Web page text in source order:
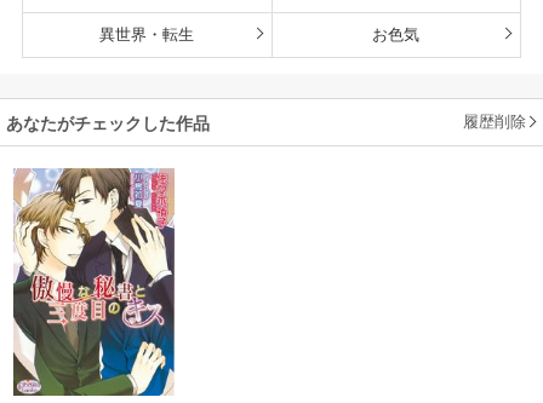
異世界・転生 お色気
あなたがチェックした作品 履歴削除